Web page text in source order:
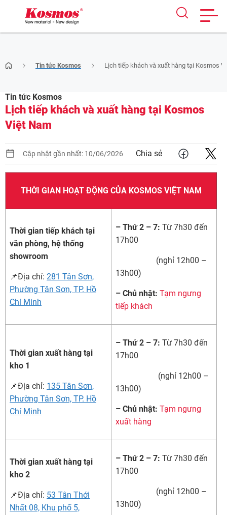
to
Tin tức Kosmos Lịch tiếp khách và xuất hàng tại Kosmos
Tin tức Kosmos
Lịch tiếp khách và xuất hàng tại Kosmos
Việt Nam
Cập nhật gần nhất: 10/06/2026 Chia sẻ
THỜI GIAN HOẠT ĐỘNG CỦA KOSMOS VIỆT NAM
Thời gian tiếp khách tại
văn phòng, hệ thống
showroom
📌Địa chỉ: 281 Tân Sơn,
Phường Tân Sơn, TP. Hồ
Chí Minh
– Thứ 2 – 7: Từ 7h30 đến
17h00
(nghỉ 12h00 –
13h00)
– Chủ nhật: Tạm ngưng
tiếp khách
Thời gian xuất hàng tại
kho 1
📌Địa chỉ: 135 Tân Sơn,
Phường Tân Sơn, TP. Hồ
Chí Minh
– Thứ 2 – 7: Từ 7h30 đến
17h00
(nghỉ 12h00 –
13h00)
– Chủ nhật: Tạm ngưng
xuất hàng
Thời gian xuất hàng tại
kho 2
📌Địa chỉ: 53 Tân Thới
Nhất 08, Khu phố 5,
– Thứ 2 – 7: Từ 7h30 đến
17h00
(nghỉ 12h00 –
13h00)